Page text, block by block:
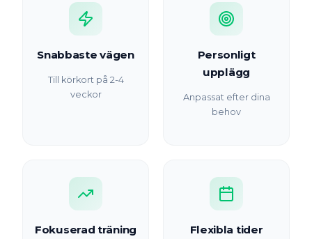
Snabbaste vägen
Till körkort på 2-4
veckor
Personligt
upplägg
Anpassat efter dina
behov
Fokuserad träning Flexibla tider